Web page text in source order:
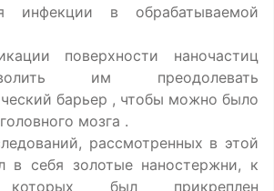
инфекции в обрабатываемой
поверхности наночастиц
им преодолевать
барьер , чтобы можно было
мозга .
рассмотренных в этой
в себя золотые наностержни, к
которых был прикреплен